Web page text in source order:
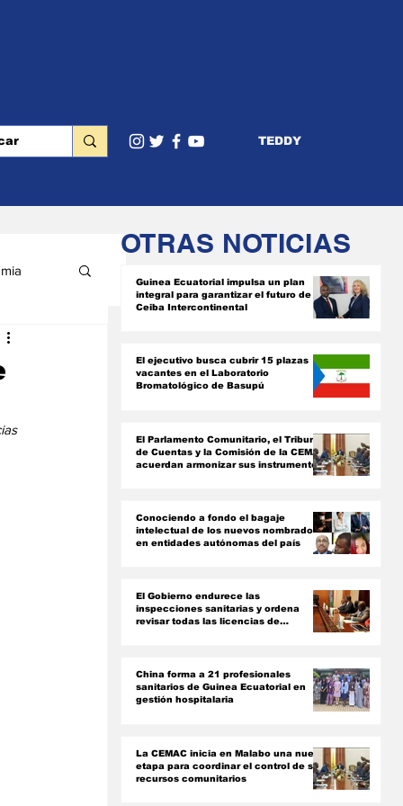
TEDDY
OTRAS NOTICIAS
Guinea Ecuatorial impulsa un plan
integral para garantizar el futuro de
Ceiba Intercontinental
El ejecutivo busca cubrir 15 plazas
vacantes en el Laboratorio
Bromatológico de Basupú
El Parlamento Comunitario, el Tribunal
de Cuentas y la Comisión de la CEMAC
acuerdan armonizar sus instrumentos
Conociendo a fondo el bagaje
intelectual de los nuevos nombrados
en entidades autónomas del país ‎
El Gobierno endurece las
inspecciones sanitarias y ordena
revisar todas las licencias de
China forma a 21 profesionales
sanitarios de Guinea Ecuatorial en
gestión hospitalaria
La CEMAC inicia en Malabo una nueva
etapa para coordinar el control de sus
recursos comunitarios